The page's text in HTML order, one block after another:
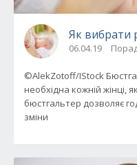
Як вибрати
06.04.19
©AlekZotoff/IStock
необхідна кожній жінці,
бюстгальтер дозволяє
зміни